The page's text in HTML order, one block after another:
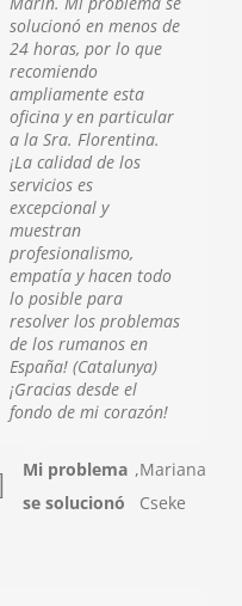
solucionó en menos de
24 horas, por lo que
recomiendo
ampliamente esta
oficina y en particular
a la Sra. Florentina.
¡La calidad de los
servicios es
excepcional y
muestran
profesionalismo,
empatía y hacen todo
lo posible para
resolver los problemas
de los rumanos en
España! (Catalunya)
¡Gracias desde el
fondo de mi corazón!
Mi problema
se solucionó
,Mariana
Cseke